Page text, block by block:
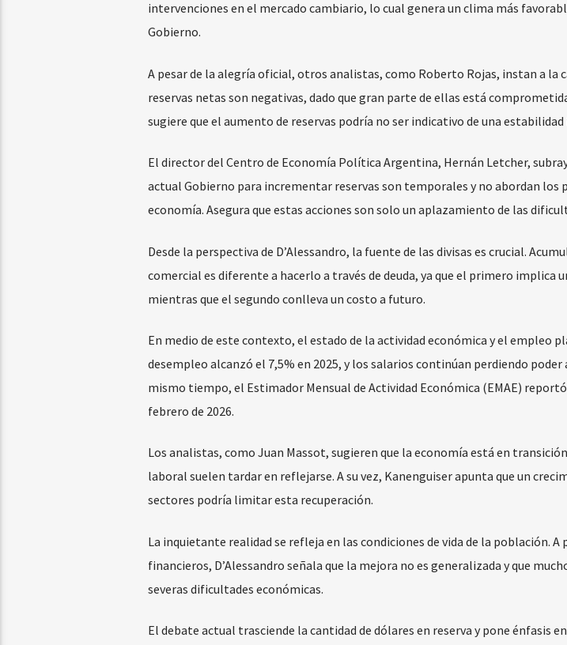
intervenciones en el mercado cambiario, lo cual genera un clima más
Gobierno.
A pesar de la alegría oficial, otros analistas, como Roberto Rojas, instan a la
reservas netas son negativas, dado que gran parte de ellas está
sugiere que el aumento de reservas podría no ser indicativo de una
El director del Centro de Economía Política Argentina, Hernán Letcher,
actual Gobierno para incrementar reservas son temporales y no abordan los
economía. Asegura que estas acciones son solo un aplazamiento de las
Desde la perspectiva de D’Alessandro, la fuente de las divisas es crucial.
comercial es diferente a hacerlo a través de deuda, ya que el primero implica
mientras que el segundo conlleva un costo a futuro.
En medio de este contexto, el estado de la actividad económica y el empleo
desempleo alcanzó el 7,5% en 2025, y los salarios continúan perdiendo
mismo tiempo, el Estimador Mensual de Actividad Económica (EMAE)
febrero de 2026.
Los analistas, como Juan Massot, sugieren que la economía está en
laboral suelen tardar en reflejarse. A su vez, Kanenguiser apunta que un
sectores podría limitar esta recuperación.
La inquietante realidad se refleja en las condiciones de vida de la población. A
financieros, D’Alessandro señala que la mejora no es generalizada y que
severas dificultades económicas.
El debate actual trasciende la cantidad de dólares en reserva y pone énfasis